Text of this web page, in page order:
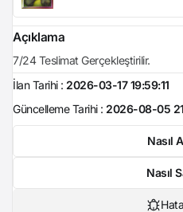
Açıklama
7/24 Teslimat Gerçekleştirilir.
İlan Tarihi : 2026-03-17 19:59:11
Güncelleme Tarihi : 2026-08-05
Nasıl
Nasıl